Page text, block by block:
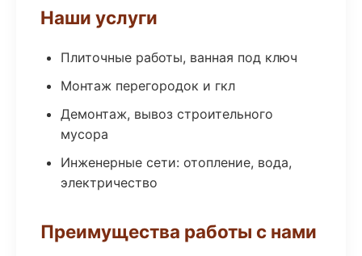
Наши услуги
Плиточные работы, ванная под ключ
Монтаж перегородок и гкл
Демонтаж, вывоз строительного
мусора
Инженерные сети: отопление, вода,
электричество
Преимущества работы с нами